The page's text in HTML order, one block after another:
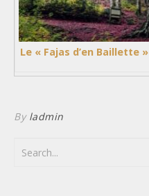
Le « Fajas d’en Baillette »
By ladmin